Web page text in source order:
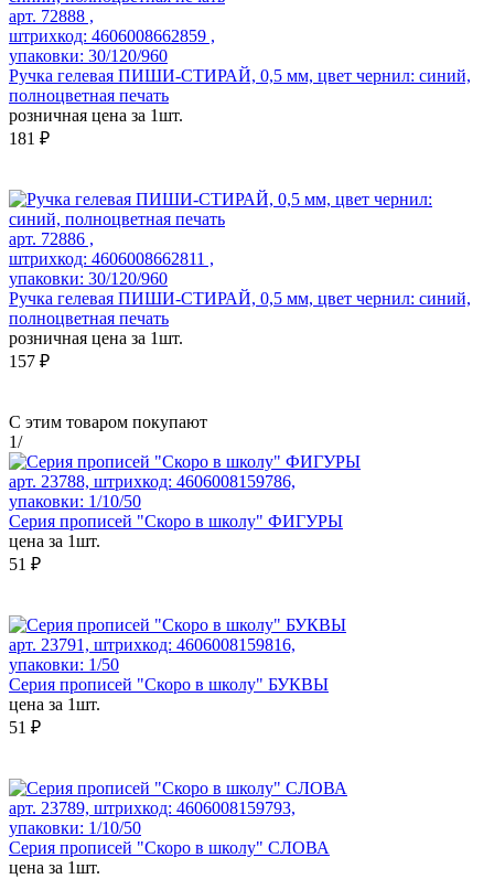
арт. 72888 ,
штрихкод: 4606008662859 ,
упаковки: 30/120/960
Ручка гелевая ПИШИ-СТИРАЙ, 0,5 мм, цвет чернил: синий,
полноцветная печать
розничная цена за 1шт.
181 ₽
арт. 72886 ,
штрихкод: 4606008662811 ,
упаковки: 30/120/960
Ручка гелевая ПИШИ-СТИРАЙ, 0,5 мм, цвет чернил: синий,
полноцветная печать
розничная цена за 1шт.
157 ₽
С этим товаром покупают
1/
арт. 23788, штрихкод: 4606008159786,
упаковки: 1/10/50
Серия прописей "Скоро в школу" ФИГУРЫ
цена за 1шт.
51 ₽
арт. 23791, штрихкод: 4606008159816,
упаковки: 1/50
Серия прописей "Скоро в школу" БУКВЫ
цена за 1шт.
51 ₽
арт. 23789, штрихкод: 4606008159793,
упаковки: 1/10/50
Серия прописей "Скоро в школу" СЛОВА
цена за 1шт.